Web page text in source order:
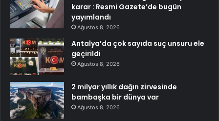
karar : Resmi Gazete’de bugün
yayımlandı
Ağustos 8, 2026
Antalya’da çok sayıda suç unsuru ele
geçirildi
Ağustos 8, 2026
2 milyar yıllık dağın zirvesinde
bambaşka bir dünya var
Ağustos 8, 2026